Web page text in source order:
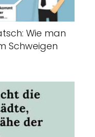
Wie man
Schweigen